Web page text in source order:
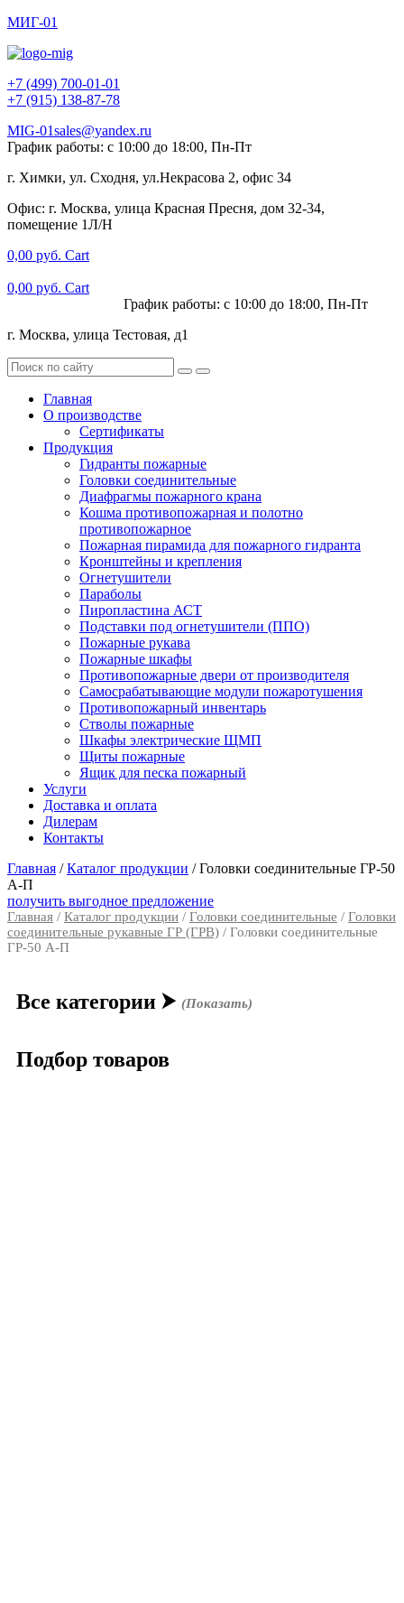
МИГ-01
+7 (499) 700-01-01
+7 (915) 138-87-78
MIG-01sales@yandex.ru
График работы: с 10:00 до 18:00, Пн-Пт
г. Химки, ул. Сходня, ул.Некрасова 2, офис 34
Офис: г. Москва, улица Красная Пресня, дом 32-34,
помещение 1Л/Н
0,00 руб. Cart
0,00 руб. Cart
График работы: с 10:00 до 18:00, Пн-Пт
г. Москва, улица Тестовая, д1
Главная
О производстве
Сертификаты
Продукция
Гидранты пожарные
Головки соединительные
Диафрагмы пожарного крана
Кошма противопожарная и полотно
противопожарное
Пожарная пирамида для пожарного гидранта
Кронштейны и крепления
Огнетушители
Параболы
Пиропластина АСТ
Подставки под огнетушители (ППО)
Пожарные рукава
Пожарные шкафы
Противопожарные двери от производителя
Самосрабатывающие модули пожаротушения
Противопожарный инвентарь
Стволы пожарные
Шкафы электрические ЩМП
Щиты пожарные
Ящик для песка пожарный
Услуги
Доставка и оплата
Дилерам
Контакты
Главная /Каталог продукции /Головки соединительные ГР-50
А-П
получить выгодное предложение
Главная / Каталог продукции / Головки соединительные / Головки
соединительные рукавные ГР (ГРВ) / Головки соединительные
ГР-50 А-П
Все категории ⮞ (Показать)
Подбор товаров